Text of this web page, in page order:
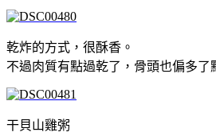
乾炸的方式，很酥香。
不過肉質有點過乾了，骨頭也偏
干貝山雞粥